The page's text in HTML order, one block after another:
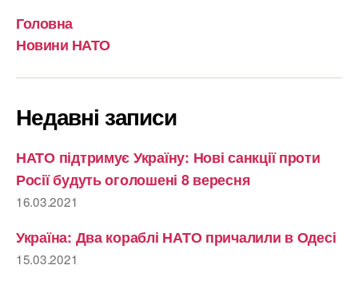
Головна
Новини НАТО
Недавні записи
НАТО підтримує Україну: Нові санкції проти
Росії будуть оголошені 8 вересня
16.03.2021
Україна: Два кораблі НАТО причалили в Одесі
15.03.2021